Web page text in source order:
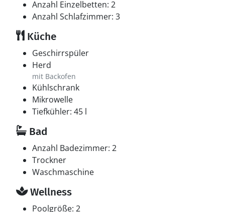
Anzahl Einzelbetten: 2
Anzahl Schlafzimmer: 3
Küche
Geschirrspüler
Herd
mit Backofen
Kühlschrank
Mikrowelle
Tiefkühler: 45 l
Bad
Anzahl Badezimmer: 2
Trockner
Waschmaschine
Wellness
Poolgröße: 2